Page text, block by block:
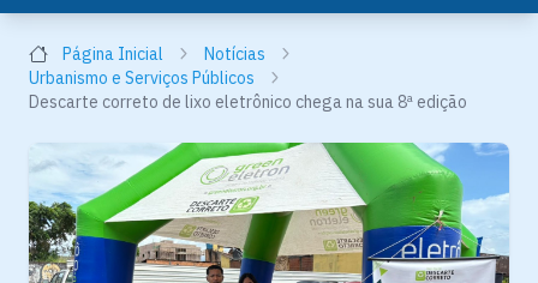
Página Inicial
Notícias
Urbanismo e Serviços Públicos
Descarte correto de lixo eletrônico chega na sua 8ª edição